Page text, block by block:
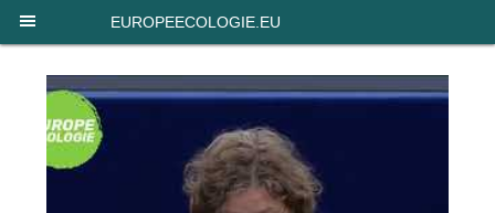
EUROPEECOLOGIE.EU